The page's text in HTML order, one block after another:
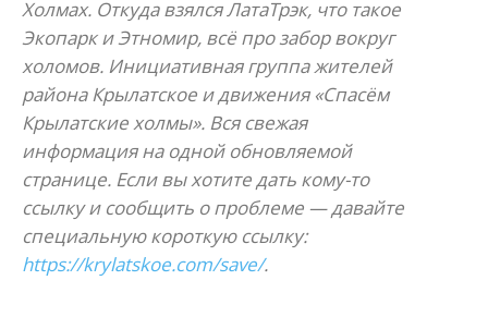
Холмах. Откуда взялся ЛатаТрэк, что такое
Экопарк и Этномир, всё про забор вокруг
холомов. Инициативная группа жителей
района Крылатское и движения «Спасём
Крылатские холмы». Вся свежая
информация на одной обновляемой
странице. Если вы хотите дать кому-то
ссылку и сообщить о проблеме — давайте
специальную короткую ссылку:
https://krylatskoe.com/save/.